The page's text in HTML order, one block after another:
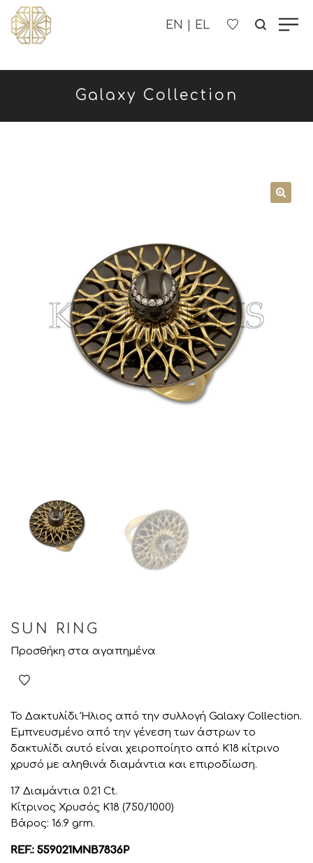
Galaxy Collection
SUN RING
Προσθήκη στα αγαπημένα
Το Δακτυλίδι Ήλιος από την συλλογή Galaxy Collection.
Εμπνευσμένο από την γένεση των άστρων το
δακτυλίδι αυτό είναι χειροποίητο από K18 κίτρινο
χρυσό με αληθινά διαμάντια και επιροδίωση.
17 Διαμάντια 0.21 Ct.
Κίτρινος Χρυσός K18 (750/1000)
Βάρος: 16.9 grm.
REF.: 559021MNB7836P